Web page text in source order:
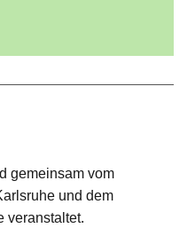
gemeinsam vom
und dem
veranstaltet.